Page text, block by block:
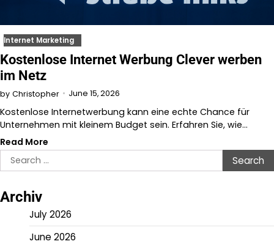
Internet Marketing
Kostenlose Internet Werbung Clever werben
im Netz
by Christopher June 15, 2026
Kostenlose Internetwerbung kann eine echte Chance für
Unternehmen mit kleinem Budget sein. Erfahren Sie, wie…
Read More
Search
for:
Archiv
July 2026
June 2026